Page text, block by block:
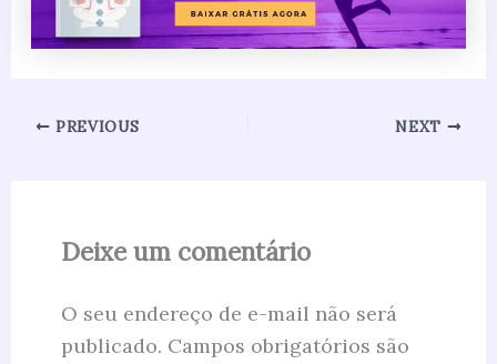
PREVIOUS NEXT
Deixe um comentário
O seu endereço de e-mail não será
publicado. Campos obrigatórios são